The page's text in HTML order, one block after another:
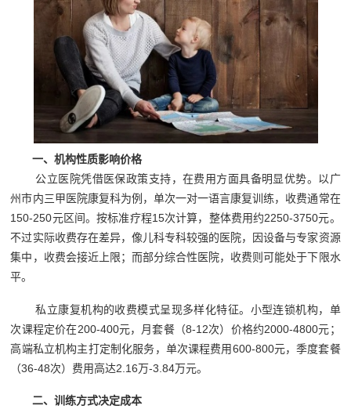
一、机构性质影响价格
公立医院凭借医保政策支持，在费用方面具备明显优势。以广
州市内三甲医院康复科为例，单次一对一语言康复训练，收费通常在
150-250元区间。按标准疗程15次计算，整体费用约2250-3750元。
不过实际收费存在差异，像儿科专科较强的医院，因设备与专家资源
集中，收费会接近上限；而部分综合性医院，收费则可能处于下限水
平。
私立康复机构的收费模式呈现多样化特征。小型连锁机构，单
次课程定价在200-400元，月套餐（8-12次）价格约2000-4800元；
高端私立机构主打定制化服务，单次课程费用600-800元，季度套餐
（36-48次）费用高达2.16万-3.84万元。
二、训练方式决定成本